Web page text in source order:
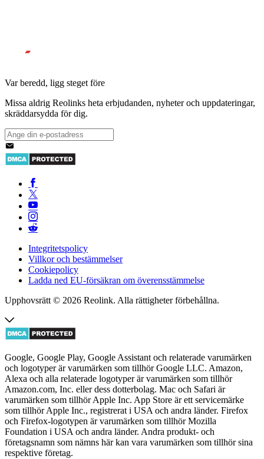
Var beredd, ligg steget före
Missa aldrig Reolinks heta erbjudanden, nyheter och uppdateringar,
skräddarsydda för dig.
Integritetspolicy
Villkor och bestämmelser
Cookiepolicy
Ladda ned EU-försäkran om överensstämmelse
Upphovsrätt © 2026 Reolink. Alla rättigheter förbehållna.
Google, Google Play, Google Assistant och relaterade varumärken
och logotyper är varumärken som tillhör Google LLC. Amazon,
Alexa och alla relaterade logotyper är varumärken som tillhör
Amazon.com, Inc. eller dess dotterbolag. Mac och Safari är
varumärken som tillhör Apple Inc. App Store är ett servicemärke
som tillhör Apple Inc., registrerat i USA och andra länder. Firefox
och Firefox-logotypen är varumärken som tillhör Mozilla
Foundation i USA och andra länder. Andra produkt- och
företagsnamn som nämns här kan vara varumärken som tillhör sina
respektive företag.